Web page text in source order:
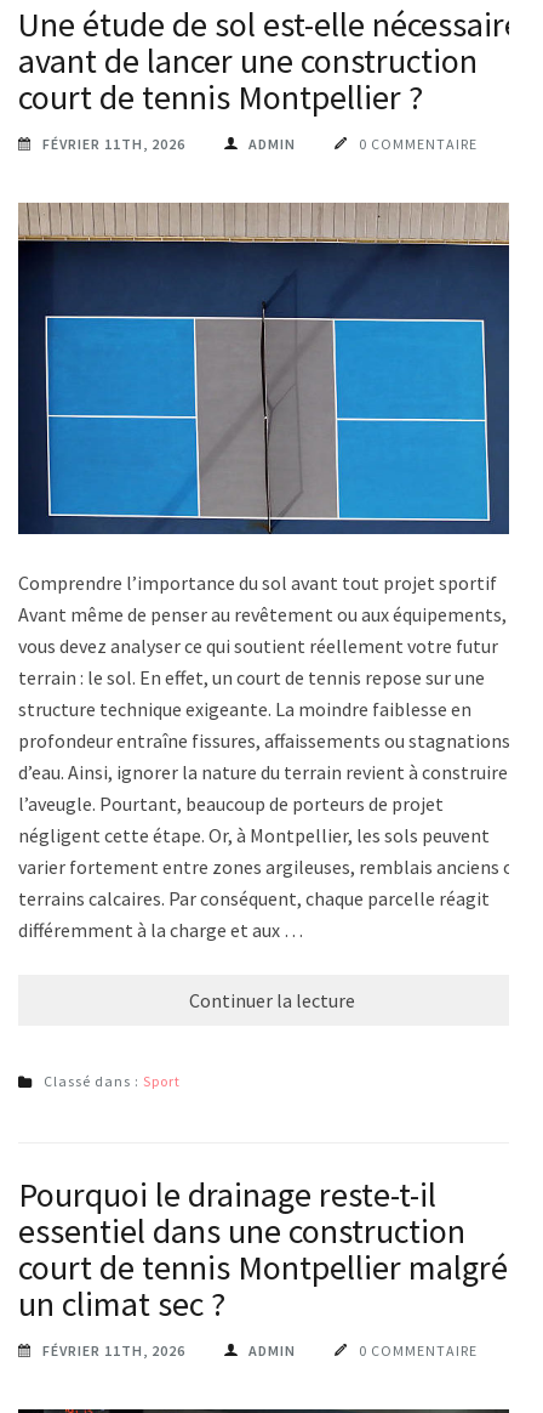
Une étude de sol est-elle nécessaire
avant de lancer une construction
court de tennis Montpellier ?
FÉVRIER 11TH, 2026 ADMIN 0 COMMENTAIRE
Comprendre l’importance du sol avant tout projet sportif
Avant même de penser au revêtement ou aux équipements,
vous devez analyser ce qui soutient réellement votre futur
terrain : le sol. En effet, un court de tennis repose sur une
structure technique exigeante. La moindre faiblesse en
profondeur entraîne fissures, affaissements ou stagnations
d’eau. Ainsi, ignorer la nature du terrain revient à construire à
l’aveugle. Pourtant, beaucoup de porteurs de projet
négligent cette étape. Or, à Montpellier, les sols peuvent
varier fortement entre zones argileuses, remblais anciens ou
terrains calcaires. Par conséquent, chaque parcelle réagit
différemment à la charge et aux …
Continuer la lecture
Classé dans : Sport
Pourquoi le drainage reste-t-il
essentiel dans une construction
court de tennis Montpellier malgré
un climat sec ?
FÉVRIER 11TH, 2026 ADMIN 0 COMMENTAIRE